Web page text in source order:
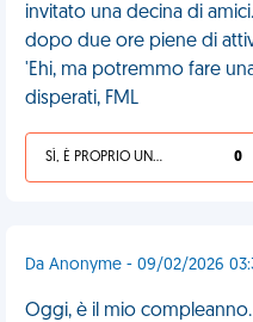
invitato una decina di
dopo due ore piene di
'Ehi, ma potremmo fare
disperati, FML
SÌ, È PROPRIO UNA VDM! 0
Da Anonyme - 09/02/2026
Oggi, è il mio